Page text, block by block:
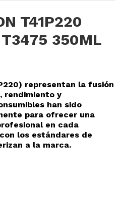
T41P220
T3475 350ML
) representan la fusión
rendimiento y
han sido
para ofrecer una
en cada
los estándares de
a la marca.